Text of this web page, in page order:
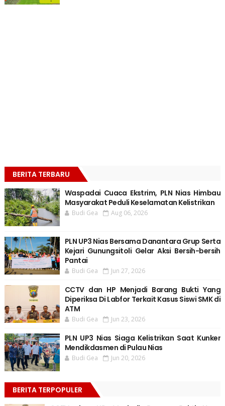
BERITA TERBARU
Waspadai Cuaca Ekstrim, PLN Nias Himbau
Masyarakat Peduli Keselamatan Kelistrikan
Budi Gea Aug 06, 2026
PLN UP3 Nias Bersama Danantara Grup Serta
Kejari Gunungsitoli Gelar Aksi Bersih-bersih
Pantai
Budi Gea Jun 27, 2026
CCTV dan HP Menjadi Barang Bukti Yang
Diperiksa Di Labfor Terkait Kasus Siswi SMK di
ATM
Budi Gea Jun 23, 2026
PLN UP3 Nias Siaga Kelistrikan Saat Kunker
Mendikdasmen di Pulau Nias
Budi Gea Jun 20, 2026
BERITA TERPOPULER